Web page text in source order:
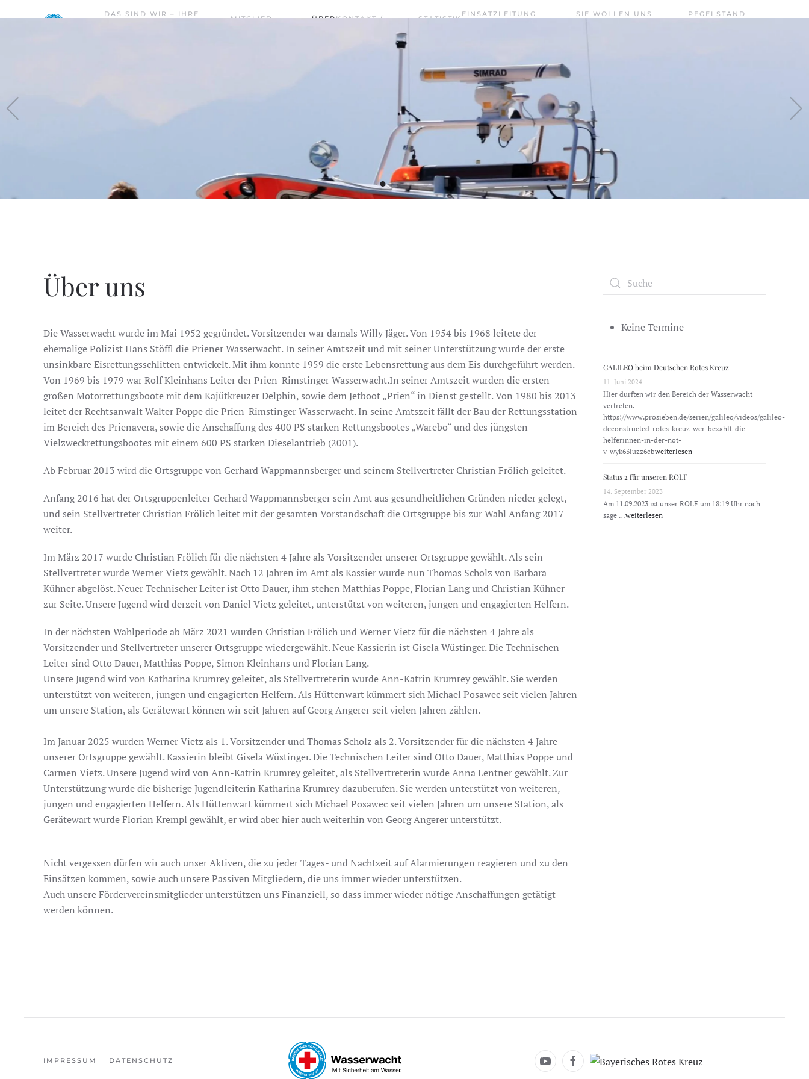
DAS SIND WIR – IHRE
MITGLIED
ÜBERKONTAKT /
STATISTIK
EINSATZLEITUNG
SIE WOLLEN UNS
PEGELSTAND
Wasserwacht Bayern
Über uns
Die Wasserwacht wurde im Mai 1952 gegründet. Vorsitzender war damals Willy Jäger. Von 1954 bis 1968 leitete der
ehemalige Polizist Hans Stöffl die Priener Wasserwacht. In seiner Amtszeit und mit seiner Unterstützung wurde der erste
unsinkbare Eisrettungsschlitten entwickelt. Mit ihm konnte 1959 die erste Lebensrettung aus dem Eis durchgeführt werden.
Von 1969 bis 1979 war Rolf Kleinhans Leiter der Prien-Rimstinger Wasserwacht.In seiner Amtszeit wurden die ersten
großen Motorrettungsboote mit dem Kajütkreuzer Delphin, sowie dem Jetboot „Prien“ in Dienst gestellt. Von 1980 bis 2013
leitet der Rechtsanwalt Walter Poppe die Prien-Rimstinger Wasserwacht. In seine Amtszeit fällt der Bau der Rettungsstation
im Bereich des Prienavera, sowie die Anschaffung des 400 PS starken Rettungsbootes „Warebo“ und des jüngsten
Vielzweckrettungsbootes mit einem 600 PS starken Dieselantrieb (2001).
Ab Februar 2013 wird die Ortsgruppe von Gerhard Wappmannsberger und seinem Stellvertreter Christian Frölich geleitet.
Anfang 2016 hat der Ortsgruppenleiter Gerhard Wappmannsberger sein Amt aus gesundheitlichen Gründen nieder gelegt,
und sein Stellvertreter Christian Frölich leitet mit der gesamten Vorstandschaft die Ortsgruppe bis zur Wahl Anfang 2017
weiter.
Im März 2017 wurde Christian Frölich für die nächsten 4 Jahre als Vorsitzender unserer Ortsgruppe gewählt. Als sein
Stellvertreter wurde Werner Vietz gewählt. Nach 12 Jahren im Amt als Kassier wurde nun Thomas Scholz von Barbara
Kühner abgelöst. Neuer Technischer Leiter ist Otto Dauer, ihm stehen Matthias Poppe, Florian Lang und Christian Kühner
zur Seite. Unsere Jugend wird derzeit von Daniel Vietz geleitet, unterstützt von weiteren, jungen und engagierten Helfern.
In der nächsten Wahlperiode ab März 2021 wurden Christian Frölich und Werner Vietz für die nächsten 4 Jahre als
Vorsitzender und Stellvertreter unserer Ortsgruppe wiedergewählt. Neue Kassierin ist Gisela Wüstinger. Die Technischen
Leiter sind Otto Dauer, Matthias Poppe, Simon Kleinhans und Florian Lang.
Unsere Jugend wird von Katharina Krumrey geleitet, als Stellvertreterin wurde Ann-Katrin Krumrey gewählt. Sie werden
unterstützt von weiteren, jungen und engagierten Helfern. Als Hüttenwart kümmert sich Michael Posawec seit vielen Jahren
um unsere Station, als Gerätewart können wir seit Jahren auf Georg Angerer seit vielen Jahren zählen.
Im Januar 2025 wurden Werner Vietz als 1. Vorsitzender und Thomas Scholz als 2. Vorsitzender für die nächsten 4 Jahre
unserer Ortsgruppe gewählt. Kassierin bleibt Gisela Wüstinger. Die Technischen Leiter sind Otto Dauer, Matthias Poppe und
Carmen Vietz. Unsere Jugend wird von Ann-Katrin Krumrey geleitet, als Stellvertreterin wurde Anna Lentner gewählt. Zur
Unterstützung wurde die bisherige Jugendleiterin Katharina Krumrey dazuberufen. Sie werden unterstützt von weiteren,
jungen und engagierten Helfern. Als Hüttenwart kümmert sich Michael Posawec seit vielen Jahren um unsere Station, als
Gerätewart wurde Florian Krempl gewählt, er wird aber hier auch weiterhin von Georg Angerer unterstützt.
Nicht vergessen dürfen wir auch unser Aktiven, die zu jeder Tages- und Nachtzeit auf Alarmierungen reagieren und zu den
Einsätzen kommen, sowie auch unsere Passiven Mitgliedern, die uns immer wieder unterstützen.
Auch unsere Fördervereinsmitglieder unterstützen uns Finanziell, so dass immer wieder nötige Anschaffungen getätigt
werden können.
Keine Termine
GALILEO beim Deutschen Rotes Kreuz
11. Juni 2024
Hier durften wir den Bereich der Wasserwacht
vertreten.
https://www.prosieben.de/serien/galileo/videos/galileo-
deconstructed-rotes-kreuz-wer-bezahlt-die-
helferinnen-in-der-not-
v_wyk63iuzz6cbweiterlesen
Status 2 für unseren ROLF
14. September 2023
Am 11.09.2023 ist unser ROLF um 18:19 Uhr nach
sage …weiterlesen
IMPRESSUM DATENSCHUTZ